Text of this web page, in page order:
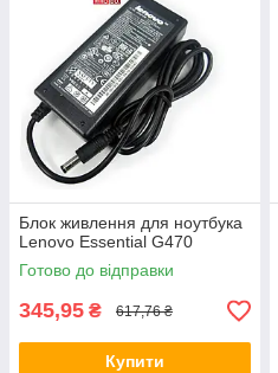
Блок живлення для ноутбука
Lenovo Essential G470
Готово до відправки
345,95 ₴ 617,76 ₴
Купити